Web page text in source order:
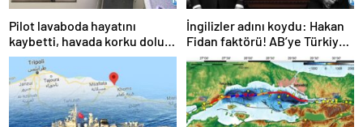
Pilot lavaboda hayatını
kaybetti, havada korku dolu
anlar!
İngilizler adını koydu: Hakan
Fidan faktörü! AB’ye Türkiye
çağrısı: Hala geç değil